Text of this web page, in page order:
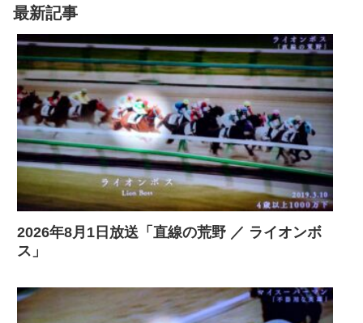
最新記事
2026年8月1日放送「直線の荒野 ／ ライオンボ
ス」